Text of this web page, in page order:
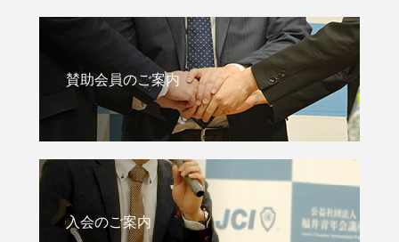
賛助会員のご案内
入会のご案内